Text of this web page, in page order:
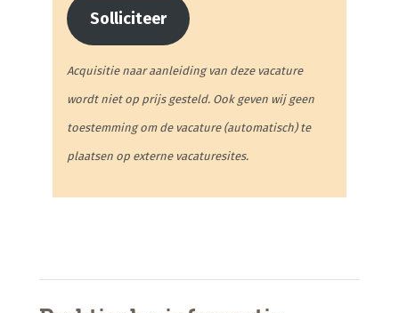
Solliciteer
Acquisitie naar aanleiding van deze vacature
wordt niet op prijs gesteld. Ook geven wij geen
toestemming om de vacature (automatisch) te
plaatsen op externe vacaturesites.